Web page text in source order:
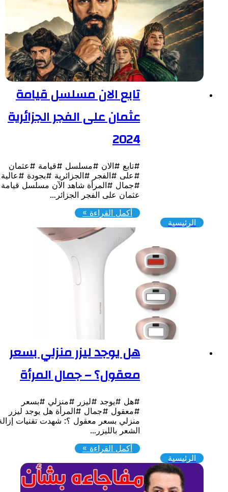
تابع الان مسلسل قيامة
عثمان على الفجر الجزائرية
#تابع #الان #مسلسل #قيامة #عثمان
#على #الفجر #الجزائرية #بجودة #عالية
#جمال #المرأة شاهد الآن مسلسل قيامة
عثمان على الفجر الجزائر…
أكمل القراءة »
الرئيسية
هل يوجد ليزر منزلي بسعر
معقول؟ – جمال المرأة
#هل #يوجد #ليزر #منزلي #بسعر
#معقول #جمال #المرأة هل يوجد ليزر
منزلي بسعر معقول ؟: شهدت تقنيات إزالة
الشعر بالليزر…
أكمل القراءة »
الرئيسية